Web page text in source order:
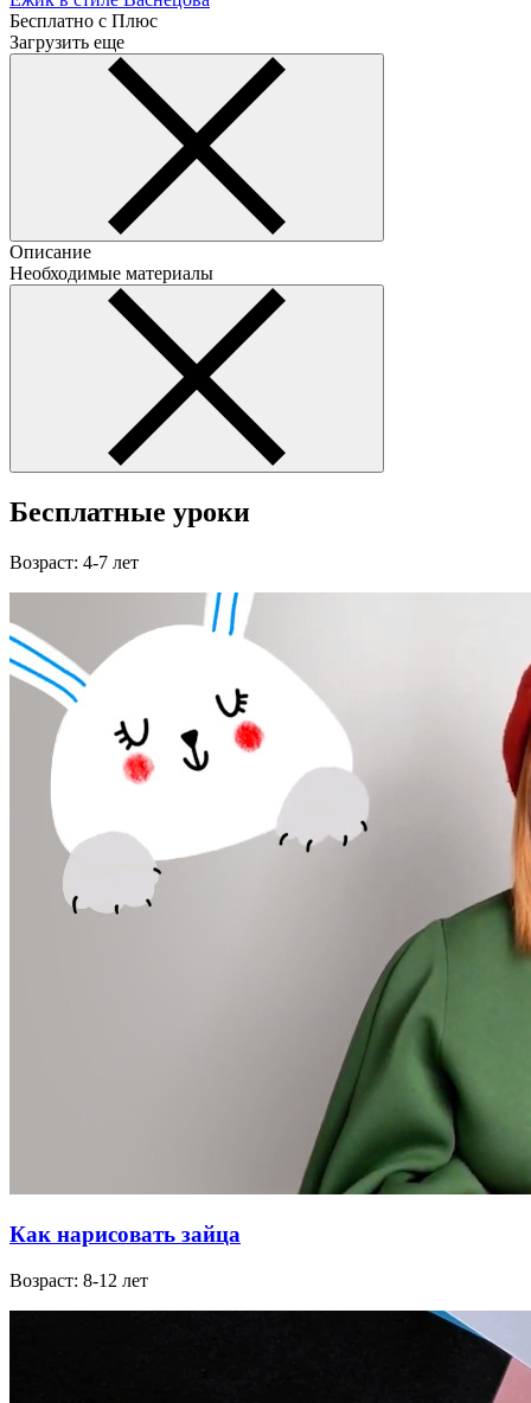
Бесплатно с Плюс
Загрузить еще
Описание
Необходимые материалы
Бесплатные уроки
Возраст: 4-7 лет
Как нарисовать зайца
Возраст: 8-12 лет